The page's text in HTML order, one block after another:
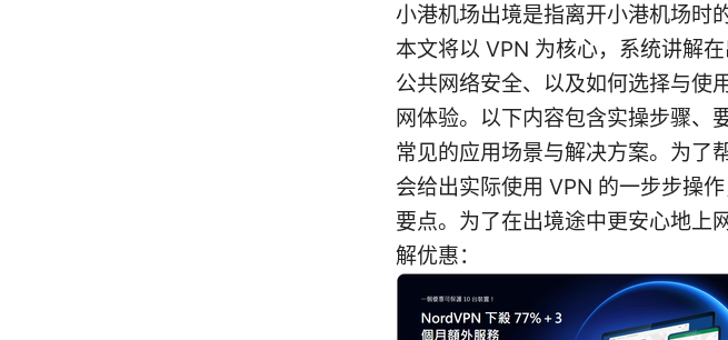
小港机场出境是指离开小港机场时
本文将以 VPN 为核心，系统讲解
公共网络安全、以及如何选择与使
网体验。以下内容包含实操步骤、
常见的应用场景与解决方案。为了
会给出实际使用 VPN 的一步步操
要点。为了在出境途中更安心地上
解优惠：